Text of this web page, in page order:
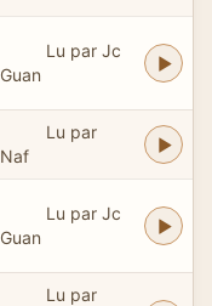
Lu par Jc
Guan
Lu par
Naf
Lu par Jc
Guan
Lu par